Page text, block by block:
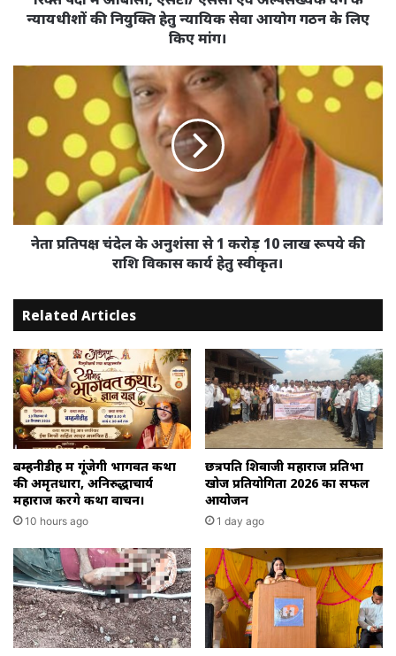
एसटी/
अल्पसंख्यक
के
न्यायधीशों
नियुक्ति
गठन
के
लिए
किए
मांग।
न्यायधीशों की नियुक्ति हेतु न्यायिक सेवा आयोग गठन के लिए
किए मांग।
10
लाख
राशि
विकास
कार्य
हेतु
स्वीकृत।
नेता प्रतिपक्ष चंदेल के अनुशंसा से 1 करोड़ 10 लाख रूपये की
राशि विकास कार्य हेतु स्वीकृत।
Related Articles
बम्हनीडीह में गूंजेगी भागवत कथा
की अमृतधारा, अनिरुद्धाचार्य
महाराज करेंगे कथा वाचन।
10 hours ago
छत्रपति शिवाजी महाराज प्रतिभा
खोज प्रतियोगिता 2026 का सफल
आयोजन
1 day ago